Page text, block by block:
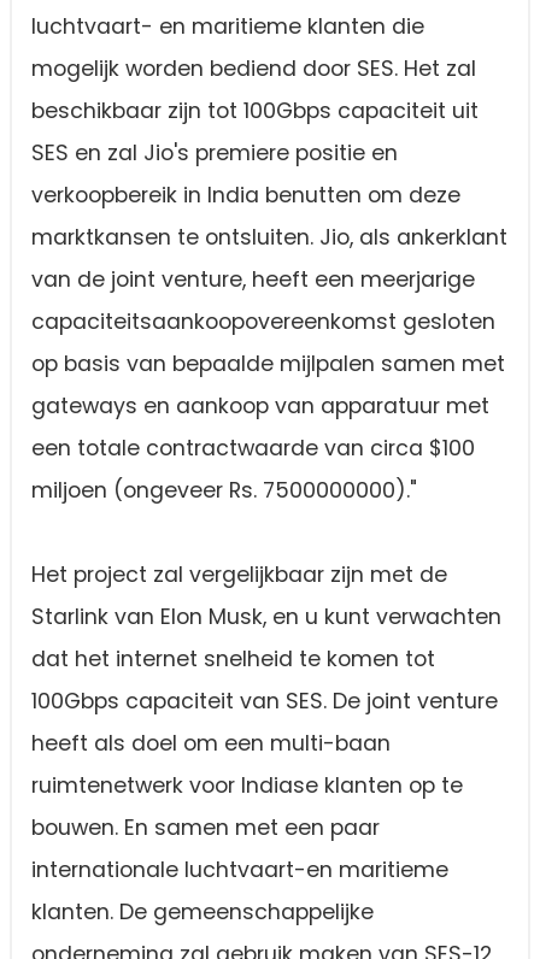
luchtvaart- en maritieme klanten die
mogelijk worden bediend door SES. Het zal
beschikbaar zijn tot 100Gbps capaciteit uit
SES en zal Jio's premiere positie en
verkoopbereik in India benutten om deze
marktkansen te ontsluiten. Jio, als ankerklant
van de joint venture, heeft een meerjarige
capaciteitsaankoopovereenkomst gesloten
op basis van bepaalde mijlpalen samen met
gateways en aankoop van apparatuur met
een totale contractwaarde van circa $100
miljoen (ongeveer Rs. 7500000000)."
Het project zal vergelijkbaar zijn met de
Starlink van Elon Musk, en u kunt verwachten
dat het internet snelheid te komen tot
100Gbps capaciteit van SES. De joint venture
heeft als doel om een multi-baan
ruimtenetwerk voor Indiase klanten op te
bouwen. En samen met een paar
internationale luchtvaart-en maritieme
klanten. De gemeenschappelijke